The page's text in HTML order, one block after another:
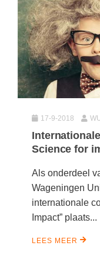
Almere(23)
Dordrecht
Eindhoven
Zoetermeer
Amersfoort
Apeldoorn
Klassieke
Letterkunde
Muziek
Natuurkunde
Nederlands
Scheikunde
Sociale
Biologie
Frans
Nederlands
Rekenen
17-9-2018
Science for
Als onderdeel
Wageningen
internationale
Impact” plaats...
LEES MEER